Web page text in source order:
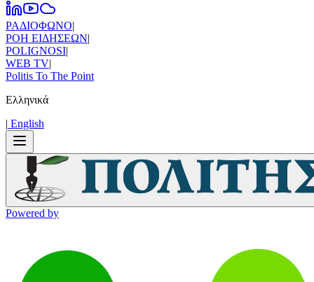
ΡΑΔΙΟΦΩΝΟ|
ΡΟΗ ΕΙΔΗΣΕΩΝ|
POLIGNOSI|
WEB TV|
Politis To The Point
Ελληνικά
| Εnglish
Powered by